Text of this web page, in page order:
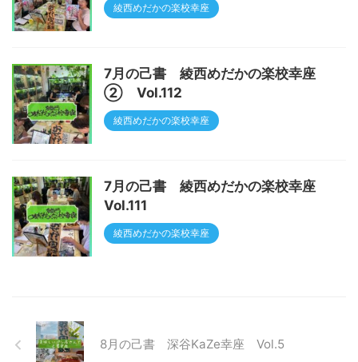
綾西めだかの楽校幸座
7月の己書 綾西めだかの楽校幸座
② Vol.112
綾西めだかの楽校幸座
7月の己書 綾西めだかの楽校幸座
Vol.111
綾西めだかの楽校幸座
8月の己書 深谷KaZe幸座 Vol.5